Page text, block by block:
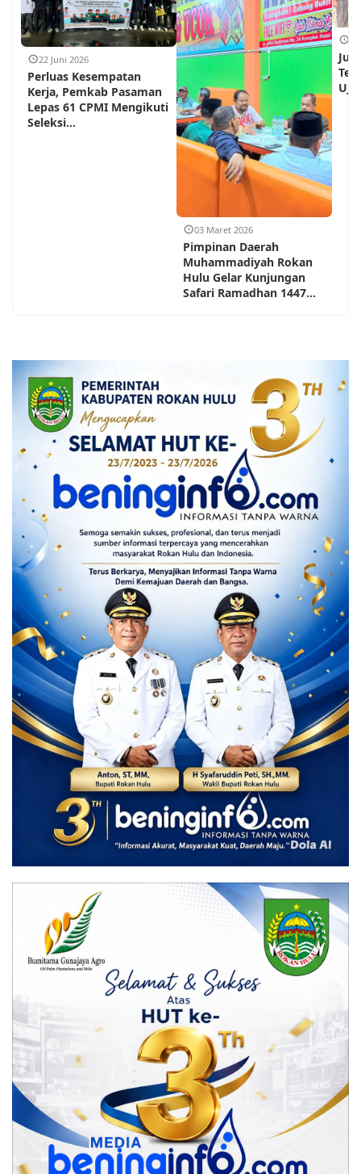
22 Juni 2026
Perluas Kesempatan
Kerja, Pemkab Pasaman
Lepas 61 CPMI Mengikuti
Seleksi...
03 Maret 2026
Pimpinan Daerah
Muhammadiyah Rokan
Hulu Gelar Kunjungan
Safari Ramadhan 1447...